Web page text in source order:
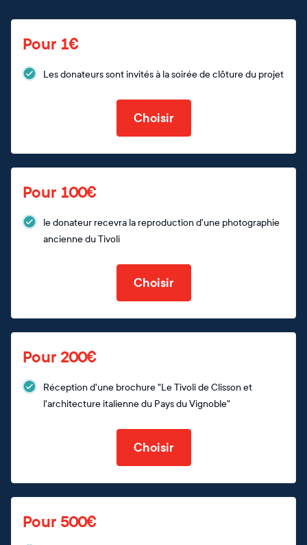
Pour 1€
Les donateurs sont invités à la soirée de clôture du projet
Choisir
Pour 100€
le donateur recevra la reproduction d'une photographie
ancienne du Tivoli
Choisir
Pour 200€
Réception d'une brochure "Le Tivoli de Clisson et
l'architecture italienne du Pays du Vignoble"
Choisir
Pour 500€